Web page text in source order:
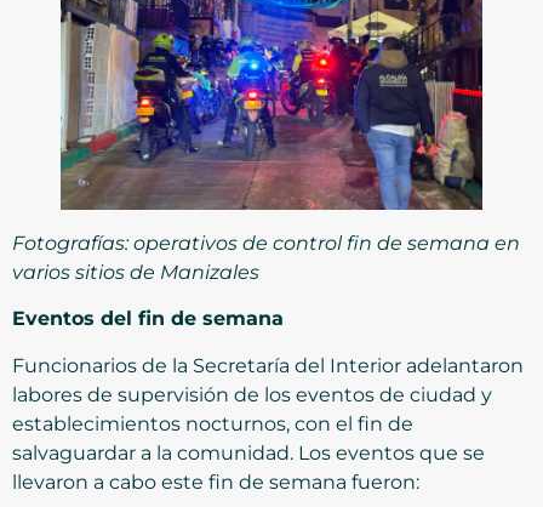
Fotografías: operativos de control fin de semana en
varios sitios de Manizales
Eventos del fin de semana
Funcionarios de la Secretaría del Interior adelantaron
labores de supervisión de los eventos de ciudad y
establecimientos nocturnos, con el fin de
salvaguardar a la comunidad. Los eventos que se
llevaron a cabo este fin de semana fueron: